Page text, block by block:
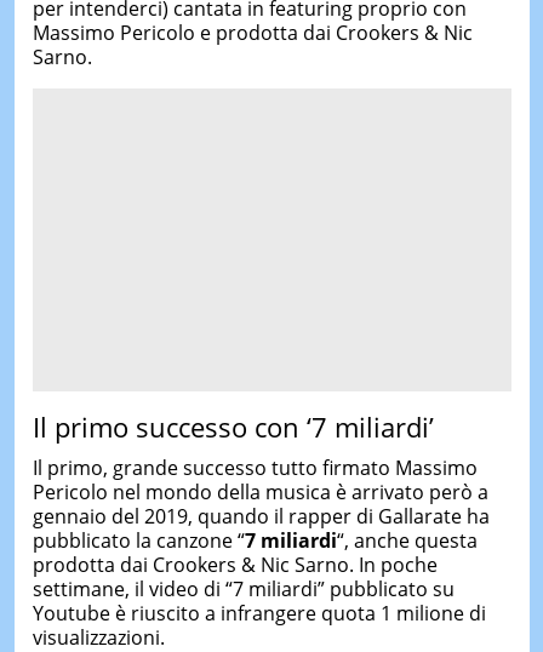
per intenderci) cantata in featuring proprio con
Massimo Pericolo e prodotta dai Crookers & Nic
Sarno.
Il primo successo con ‘7 miliardi’
Il primo, grande successo tutto firmato Massimo
Pericolo nel mondo della musica è arrivato però a
gennaio del 2019, quando il rapper di Gallarate ha
pubblicato la canzone “7 miliardi“, anche questa
prodotta dai Crookers & Nic Sarno. In poche
settimane, il video di “7 miliardi” pubblicato su
Youtube è riuscito a infrangere quota 1 milione di
visualizzazioni.